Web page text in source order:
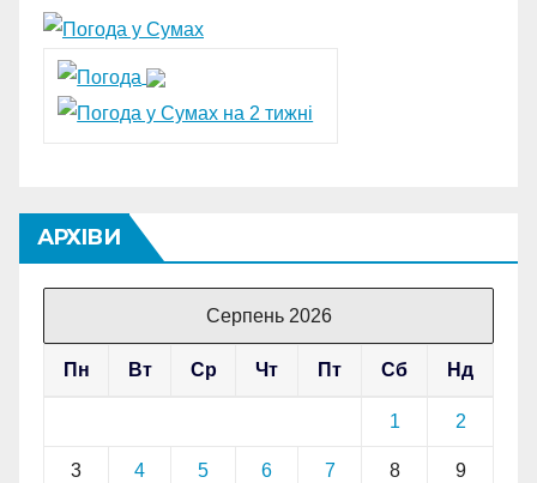
АРХІВИ
Серпень 2026
Пн Вт Ср Чт Пт Сб Нд
1 2
3 4 5 6 7 8 9